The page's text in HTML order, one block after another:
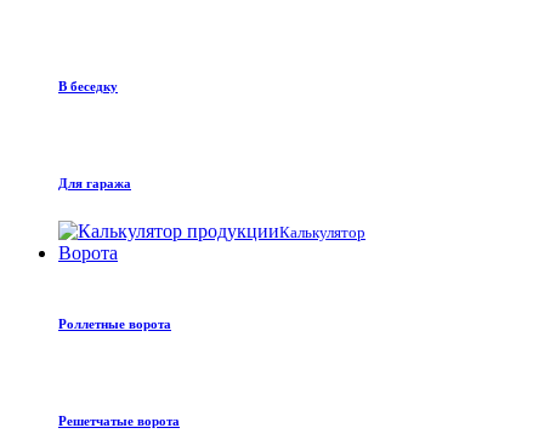
В беседку
Для гаража
Калькулятор
Ворота
Роллетные ворота
Решетчатые ворота